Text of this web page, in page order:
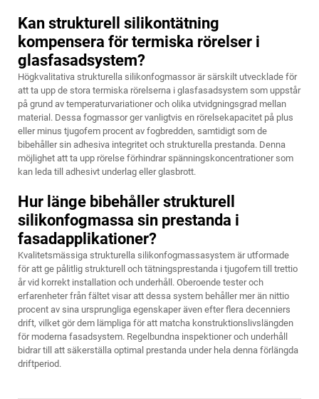
Kan strukturell silikontätning
kompensera för termiska rörelser i
glasfasadsystem?
Högkvalitativa strukturella silikonfogmassor är särskilt utvecklade för
att ta upp de stora termiska rörelserna i glasfasadsystem som uppstår
på grund av temperaturvariationer och olika utvidgningsgrad mellan
material. Dessa fogmassor ger vanligtvis en rörelsekapacitet på plus
eller minus tjugofem procent av fogbredden, samtidigt som de
bibehåller sin adhesiva integritet och strukturella prestanda. Denna
möjlighet att ta upp rörelse förhindrar spänningskoncentrationer som
kan leda till adhesivt underlag eller glasbrott.
Hur länge bibehåller strukturell
silikonfogmassa sin prestanda i
fasadapplikationer?
Kvalitetsmässiga strukturella silikonfogmassasystem är utformade
för att ge pålitlig strukturell och tätningsprestanda i tjugofem till trettio
år vid korrekt installation och underhåll. Oberoende tester och
erfarenheter från fältet visar att dessa system behåller mer än nittio
procent av sina ursprungliga egenskaper även efter flera decenniers
drift, vilket gör dem lämpliga för att matcha konstruktionslivslängden
för moderna fasadsystem. Regelbundna inspektioner och underhåll
bidrar till att säkerställa optimal prestanda under hela denna förlängda
driftperiod.